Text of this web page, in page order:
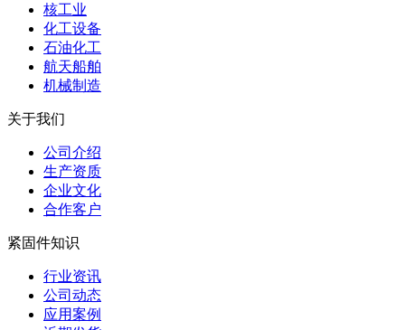
核工业
化工设备
石油化工
航天船舶
机械制造
关于我们
公司介绍
生产资质
企业文化
合作客户
紧固件知识
行业资讯
公司动态
应用案例